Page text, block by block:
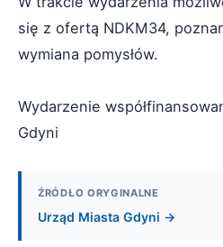
się z ofertą NDKM34,
wymiana pomysłów.
Wydarzenie
Gdyni
ŹRÓDŁO ORYGINALNE
Urząd Miasta Gdyni →